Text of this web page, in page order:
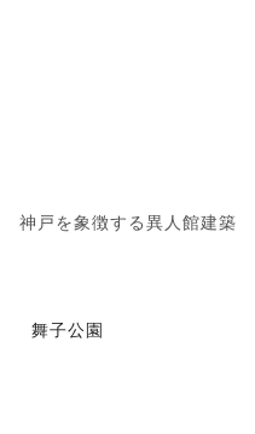
神戸を象徴する異人館建築
舞子公園